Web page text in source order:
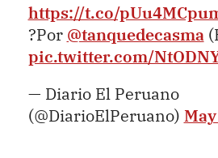
https://t.co/
?Por @tanquedecasma
pic.twitter.com/
— Diario El Peruano
(@DiarioElPeruano)